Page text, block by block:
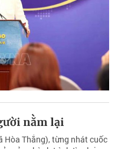
nằm lại
Hòa Thắng), từng nhát cuốc